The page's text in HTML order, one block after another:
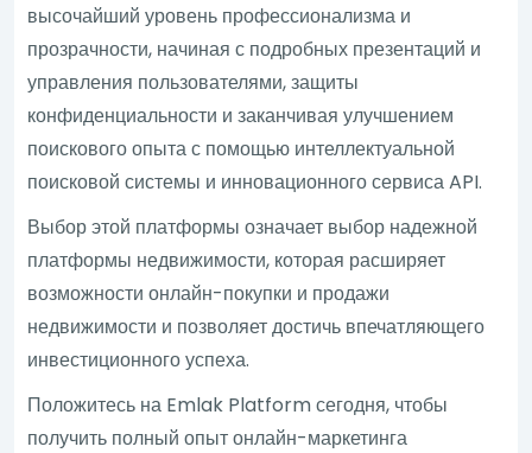
высочайший уровень профессионализма и
прозрачности, начиная с подробных презентаций и
управления пользователями, защиты
конфиденциальности и заканчивая улучшением
поискового опыта с помощью интеллектуальной
поисковой системы и инновационного сервиса API.
Выбор этой платформы означает выбор надежной
платформы недвижимости, которая расширяет
возможности онлайн-покупки и продажи
недвижимости и позволяет достичь впечатляющего
инвестиционного успеха.
Положитесь на Emlak Platform сегодня, чтобы
получить полный опыт онлайн-маркетинга